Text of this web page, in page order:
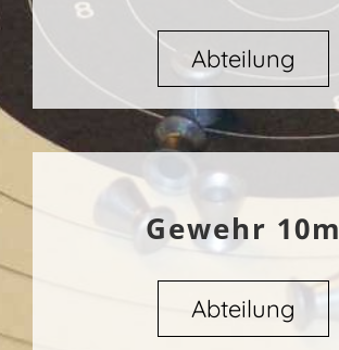
Abteilung
Gewehr 10m
Abteilung